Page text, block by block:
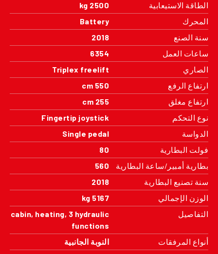
الطاقة الاستيعابية
2500 kg
المحرك
Battery
سنة الصنع
2018
ساعات العمل
6354
الصاري
Triplex freelift
ارتفاع الرفع
550 cm
ارتفاع مغلق
255 cm
نوع التحكم
Fingertip joystick
الدواسة
Single pedal
فولت البطارية
80
بطارية أمبير/ساعة البطارية
560
سنة تصنيع البطارية
2018
الوزن الإجمالي
5167 kg
التفاصيل
cabin, heating, 3 hydraulic
functions
أنواع المرفقات
النوبة الجانبية